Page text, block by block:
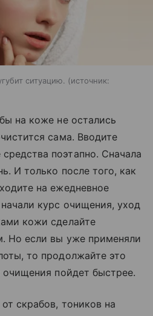
ситуацию.
источник:
на коже не остались
сама. Вводите
поэтапно. Сначала
И только после того, как
на ежедневное
курс очищения, уход
кожи сделайте
Но если вы уже применяли
то продолжайте это
очищения пойдет быстрее.
скрабов, тоников на